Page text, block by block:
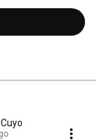
se disfrutan los